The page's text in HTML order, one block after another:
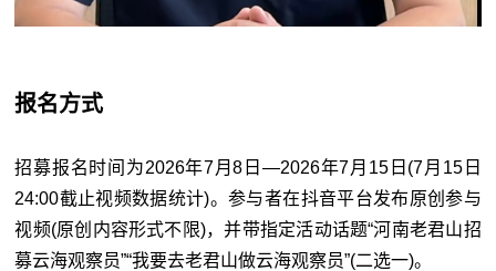
报名方式
招募报名时间为2026年7月8日—2026年7月15日(7月15日
24:00截止视频数据统计)。参与者在抖音平台发布原创参与
视频(原创内容形式不限)，并带指定活动话题“河南老君山招
募云海观察员”“我要去老君山做云海观察员”(二选一)。